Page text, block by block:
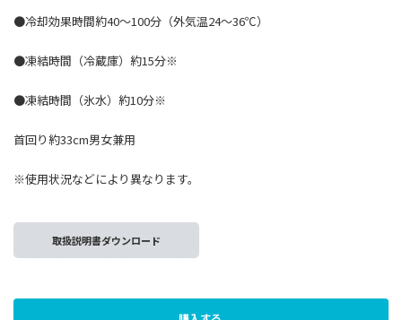
●冷却効果時間約40～100分（外気温24～36℃）
●凍結時間（冷蔵庫）約15分※
●凍結時間（氷水）約10分※
首回り約33cm男女兼用
※使用状況などにより異なります。
取扱説明書ダウンロード